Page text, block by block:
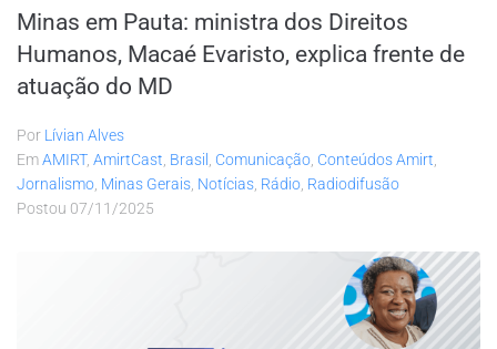
Minas em Pauta: ministra dos Direitos
Humanos, Macaé Evaristo, explica frente de
atuação do MD
Por Lívian Alves
EmAMIRT, AmirtCast Brasil Comunicação Conteúdos Amirt
Jornalismo Minas Gerais Notícias Rádio Radiodifusão
Postou 07/11/2025